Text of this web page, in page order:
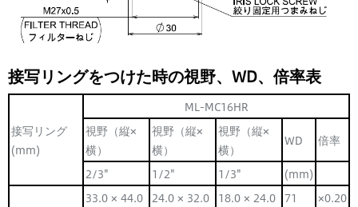
接写リングをつけた時の視野、WD、倍率表
接写リング
(mm)
ML-MC16HR
視野（縦×
横）
視野（縦×
横）
視野（縦×
横）
WD
倍率
2/3"
1/2" 1/3" (mm)
33.0 × 44.0 24.0 × 32.0 18.0 × 24.0 71
×0.20